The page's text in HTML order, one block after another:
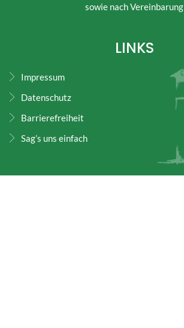
sowie nach Vereinbarung
LINKS
Impressum
Datenschutz
Barrierefreiheit
Sag’s uns einfach